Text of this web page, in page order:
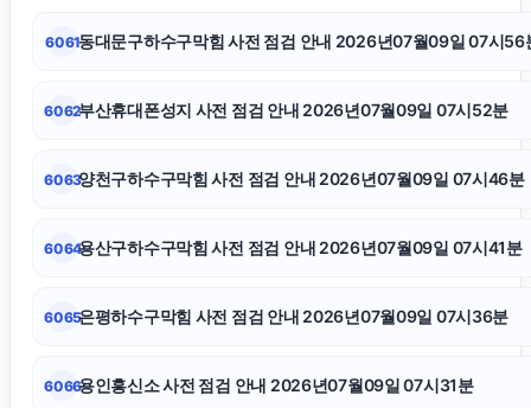
서초마약변호사
용인학교폭력변호사
6061동대문구하수구막힘 사전 점검 안내 2026년07월09일 07시56
6062부산휴대폰성지 사전 점검 안내 2026년07월09일 07시52분
6063양천구하수구막힘 사전 점검 안내 2026년07월09일 07시46분
6064용산구하수구막힘 사전 점검 안내 2026년07월09일 07시41분
6065은평하수구막힘 사전 점검 안내 2026년07월09일 07시36분
6066용인흥신소 사전 점검 안내 2026년07월09일 07시31분